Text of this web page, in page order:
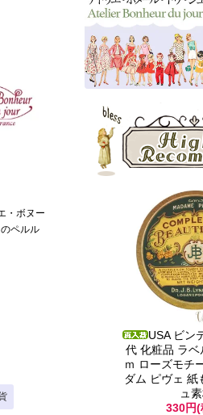
・ボヌー
ペルル
USA ビン
代 化粧品 ラベ
ｍ ローズモチ
ダム ピヴェ 紙
ュ
330円(